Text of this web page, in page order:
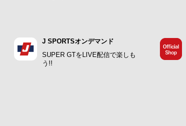
J SPORTSオンデマンド
SUPER GTをLIVE配信で楽しも
う!!